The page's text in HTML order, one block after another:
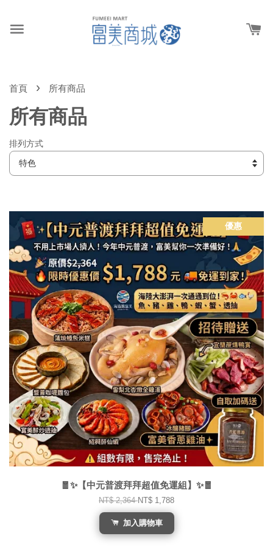
首頁 › 所有商品
所有商品
排列方式
優惠
🧧✨【中元普渡拜拜超值免運組】✨🧧
NT$ 2,364NT$ 1,788
加入購物車